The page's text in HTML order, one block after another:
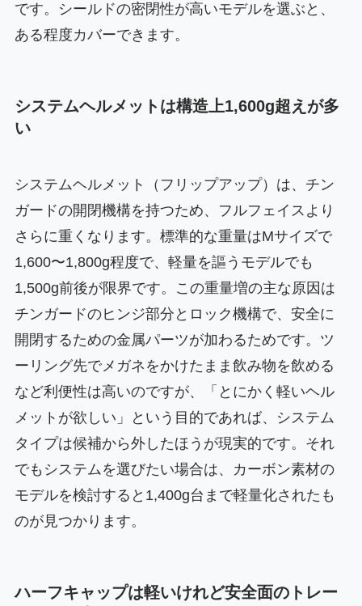
です。シールドの密閉性が高いモデルを選ぶと、
ある程度カバーできます。
システムヘルメットは構造上1,600g超えが多
い
システムヘルメット（フリップアップ）は、チン
ガードの開閉機構を持つため、フルフェイスより
さらに重くなります。標準的な重量はMサイズで
1,600〜1,800g程度で、軽量を謳うモデルでも
1,500g前後が限界です。この重量増の主な原因は
チンガードのヒンジ部分とロック機構で、安全に
開閉するための金属パーツが加わるためです。ツ
ーリング先でメガネをかけたまま飲み物を飲める
など利便性は高いのですが、「とにかく軽いヘル
メットが欲しい」という目的であれば、システム
タイプは候補から外したほうが現実的です。それ
でもシステムを選びたい場合は、カーボン素材の
モデルを検討すると1,400g台まで軽量化されたも
のが見つかります。
ハーフキャップは軽いけれど安全面のトレー